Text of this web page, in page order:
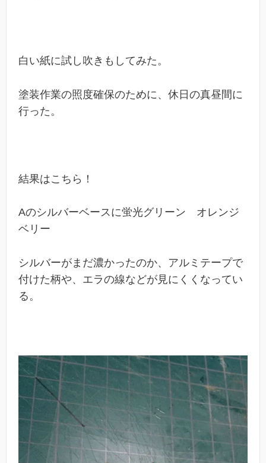
白い紙に試し吹きもしてみた。
塗装作業の照度確保のために、休日の真昼間に
行った。
結果はこちら！
Aのシルバーベースに蛍光グリーン オレンジ
ベリー
シルバーがまだ濃かったのか、アルミテープで
付けた柄や、エラの線などが見にくくなってい
る。